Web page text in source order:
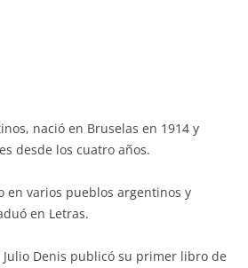
nació en Bruselas en 1914 y
desde los cuatro años.
en varios pueblos argentinos y
en Letras.
Denis publicó su primer libro de